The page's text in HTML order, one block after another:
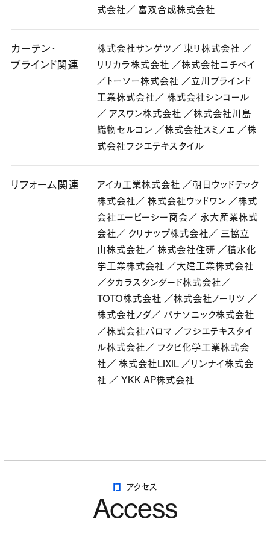
式会社／ 富双合成株式会社
カーテン・
ブラインド関連
株式会社サンゲツ／ 東リ株式会社 ／
リリカラ株式会社 ／株式会社ニチベイ
／トーソー株式会社 ／立川ブラインド
工業株式会社／ 株式会社シンコール
／ アスワン株式会社 ／株式会社川島
織物セルコン ／株式会社スミノエ ／株
式会社フジエテキスタイル
リフォーム関連
アイカ工業株式会社 ／朝日ウッドテック
株式会社／ 株式会社ウッドワン ／株式
会社エービーシー商会／ 永大産業株式
会社／ クリナップ株式会社／ 三協立
山株式会社／ 株式会社住研 ／積水化
学工業株式会社 ／大建工業株式会社
／タカラスタンダード株式会社／
TOTO株式会社 ／株式会社ノーリツ ／
株式会社ノダ／ パナソニック株式会社
／株式会社パロマ ／フジエテキスタイ
ル株式会社／ フクビ化学工業株式会
社／ 株式会社LIXIL ／リンナイ株式会
社 ／ YKK AP株式会社
アクセス
Access